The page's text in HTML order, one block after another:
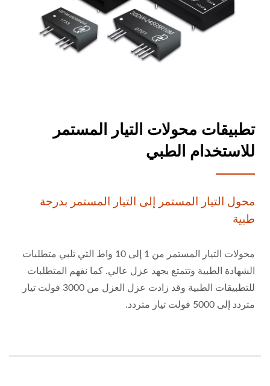
تطبيقات محولات التيار المستمر
للاستخدام الطبي
محول التيار المستمر إلى التيار المستمر بدرجة
طبية
محولات التيار المستمر من 1 إلى 10 واط التي تلبي متطلبات
الشهادة الطبية وتتمتع بجهد عزل عالي. كما نفهم المتطلبات
للتطبيقات الطبية وقد زادت عزل العزل من 3000 فولت تيار
متردد إلى 5000 فولت تيار متردد.